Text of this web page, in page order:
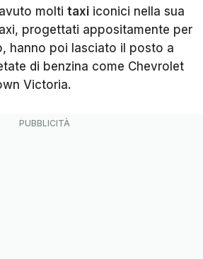
molti taxi iconici nella sua
progettati appositamente per
hanno poi lasciato il posto a
di benzina come Chevrolet
Victoria.